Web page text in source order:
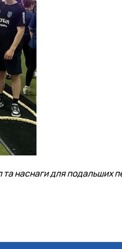
та наснаги для подальших